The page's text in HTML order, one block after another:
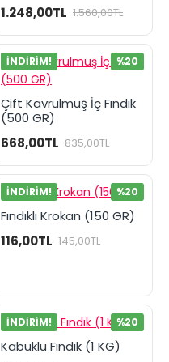
1.248,00TL 1.560,00TL
İNDIRIM! %20
Çift Kavrulmuş İç Fındık
(500 GR)
668,00TL 835,00TL
İNDIRIM! %20
Fındıklı Krokan (150 GR)
116,00TL 145,00TL
İNDIRIM! %20
Kabuklu Fındık (1 KG)